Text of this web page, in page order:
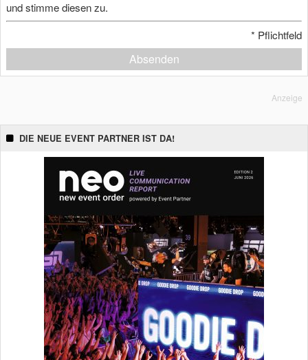
und stimme diesen zu.
* Pflichtfeld
Absenden
Anzeige
DIE NEUE EVENT PARTNER IST DA!